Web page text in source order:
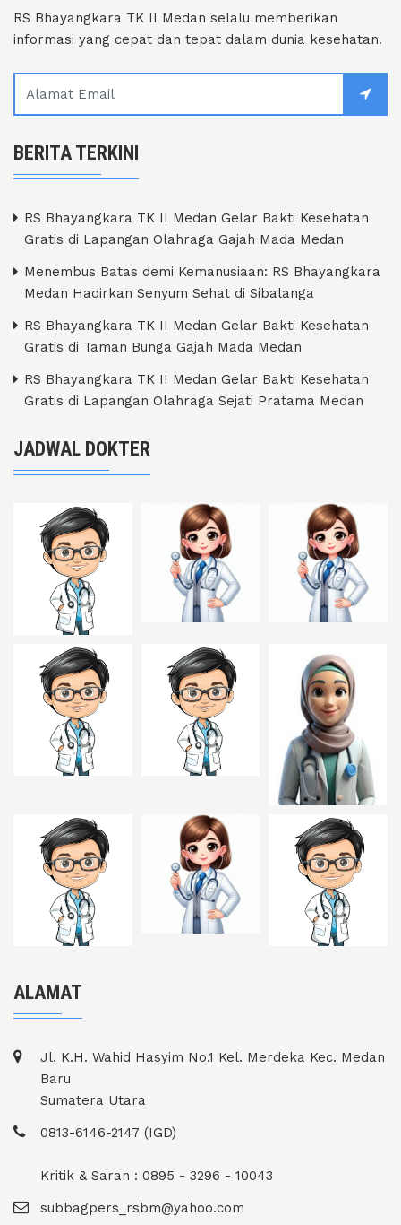
RS Bhayangkara TK II Medan selalu memberikan
informasi yang cepat dan tepat dalam dunia kesehatan.
BERITA TERKINI
RS Bhayangkara TK II Medan Gelar Bakti Kesehatan
Gratis di Lapangan Olahraga Gajah Mada Medan
Menembus Batas demi Kemanusiaan: RS Bhayangkara
Medan Hadirkan Senyum Sehat di Sibalanga
RS Bhayangkara TK II Medan Gelar Bakti Kesehatan
Gratis di Taman Bunga Gajah Mada Medan
RS Bhayangkara TK II Medan Gelar Bakti Kesehatan
Gratis di Lapangan Olahraga Sejati Pratama Medan
JADWAL DOKTER
ALAMAT
Jl. K.H. Wahid Hasyim No.1 Kel. Merdeka Kec. Medan
Baru
Sumatera Utara
0813-6146-2147 (IGD)
Kritik & Saran : 0895 - 3296 - 10043
subbagpers_rsbm@yahoo.com